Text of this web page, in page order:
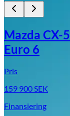
Mazda CX-
Euro 6
Pris
159 900SEK
Finansiering